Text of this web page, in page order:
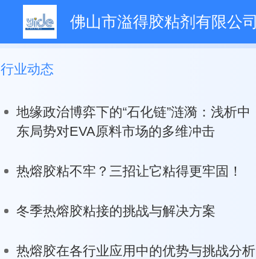
佛山市溢得胶粘剂有限公司
行业动态
地缘政治博弈下的“石化链”涟漪：浅析中
东局势对EVA原料市场的多维冲击
热熔胶粘不牢？三招让它粘得更牢固！
冬季热熔胶粘接的挑战与解决方案
热熔胶在各行业应用中的优势与挑战分析